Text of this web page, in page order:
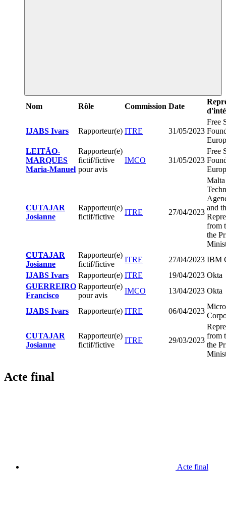
Nom Rôle Commission Date
IJABS Ivars Rapporteur(e) ITRE 31/05/2023
Free
LEITÃO-
MARQUES
Maria-Manuel
Rapporteur(e)
fictif/fictive
pour avis
IMCO 31/05/2023
Free
CUTAJAR
Josianne
Rapporteur(e)
fictif/fictive
ITRE 27/04/2023
and
from
the
CUTAJAR
Josianne
Rapporteur(e)
fictif/fictive
ITRE 27/04/2023 IBM
IJABS Ivars
Rapporteur(e) ITRE 19/04/2023 Okta
GUERREIRO
Francisco
Rapporteur(e)
pour avis
IMCO 13/04/2023 Okta
IJABS Ivars Rapporteur(e) ITRE 06/04/2023
CUTAJAR
Josianne
Rapporteur(e)
fictif/fictive
ITRE 29/03/2023
from
the
Acte final
Acte final